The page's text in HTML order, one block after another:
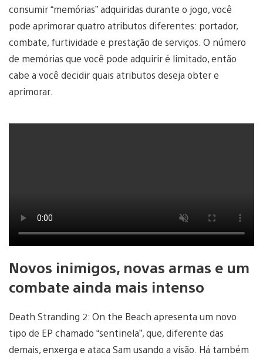
consumir “memórias” adquiridas durante o jogo, você
pode aprimorar quatro atributos diferentes: portador,
combate, furtividade e prestação de serviços. O número
de memórias que você pode adquirir é limitado, então
cabe a você decidir quais atributos deseja obter e
aprimorar.
Novos inimigos, novas armas e um
combate ainda mais intenso
Death Stranding 2: On the Beach apresenta um novo
tipo de EP chamado “sentinela”, que, diferente das
demais, enxerga e ataca Sam usando a visão. Há também